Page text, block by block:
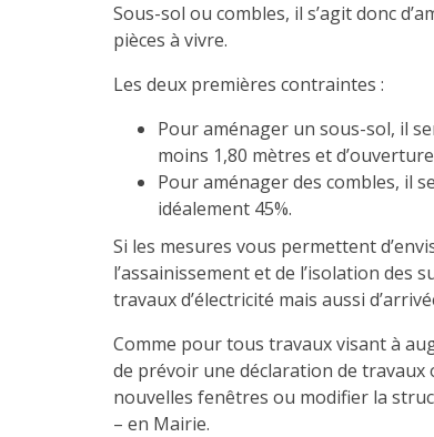
Sous-sol ou combles, il s’agit donc
pièces à vivre.
Les deux premières contraintes :
Pour aménager un sous-sol, il
moins 1,80 mètres et
Pour aménager des combles, il
idéalement 45%.
Si les mesures vous permettent
l’assainissement et de l’isolation
travaux d’électricité mais aussi
Comme pour tous travaux visant à
de prévoir une déclaration de travaux
nouvelles fenêtres ou modifier la
– en Mairie.